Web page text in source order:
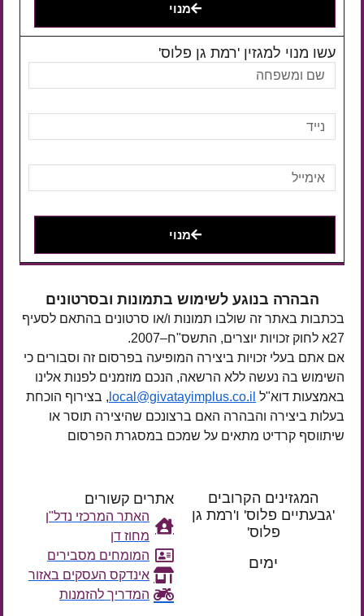
מנוי
עשו מנוי למגזין 'רמת גן פלוס'
מנוי
הבהרה בנוגע לשימוש בתמונות ובסרטונים
בכתבות באתר זה שולבו תמונות ו/או סרטונים בהתאם לסעיף
27א לחוק זכויות יוצרים, התשס"ח–2007.
אם אתם בעלי זכויות ביצירה המופיעה בפרסום זה וסבורים כי
השימוש בה נעשה ללא הרשאה, הנכם מוזמנים לפנות אלינו
באמצעות דוא"ל local@givatayimplus.co.il , בצירוף הוכחת
בעלות ביצירה והבהרה האם ברצונכם שהיצירה תוסר או
שיתווסף קרדיט מתאים על שמכם במסגרת הפרסום
המגזינים הקרובים
'גבעתיים פלוס' ו'רמת גן
פלוס'
ימים
אתרים קשורים
האתר המרכזי נדל"ן
מחוז דן
המומחים מסבירים
אינדקס העסקים באזור
המדריך להזמנות